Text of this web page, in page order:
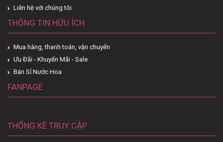
Liên hệ với chúng tôi
THÔNG TIN HỮU ÍCH
Mua hàng, thanh toán, vận chuyển
Ưu Đãi - Khuyến Mãi - Sale
Bán Sỉ Nước Hoa
FANPAGE
THỐNG KÊ TRUY CẬP